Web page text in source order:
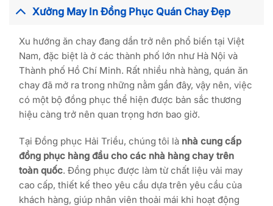
Xưởng May In Đồng Phục Quán Chay Đẹp
Xu hướng ăn chay đang dần trở nên phổ biến tại Việt
Nam, đặc biệt là ở các thành phố lớn như Hà Nội và
Thành phố Hồ Chí Minh. Rất nhiều nhà hàng, quán ăn
chay đã mở ra trong những nằm gần đây, vậy nên, việc
có một bộ đồng phục thể hiện được bản sắc thương
hiệu càng trở nên quan trọng hơn bao giờ.
Tại Đồng phục Hải Triều, chúng tôi là nhà cung cấp
đồng phục hàng đầu cho các nhà hàng chay trên
toàn quốc. Đồng phục được làm từ chất liệu vải may
cao cấp, thiết kế theo yêu cầu dựa trên yêu cầu của
khách hàng, giúp nhân viên thoải mái khi hoạt động